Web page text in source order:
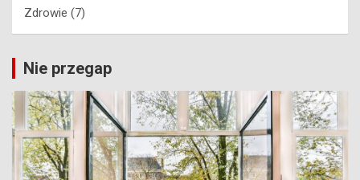
Zdrowie (7)
Nie przegap